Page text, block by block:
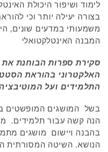
לימוד ושיפור היכולת
בצורה יעילה יותר וכי
משמעותי במדעים שונים,
המבנה האינטלקטואלי
סקירת ספרות הבוחנת את
האלקטרוני בהוראת
התלמידים ועל
בשל המושגים המופשטים
הנה קשה עבור תלמידים.
בהבנה ויישום מושגים
הנושא. השיטה המסורתית